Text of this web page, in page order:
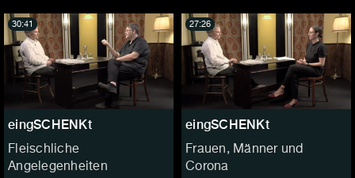
eingSCHENKt
Fleischliche
Angelegenheiten
30:41
eingSCHENKt
Frauen, Männer und
Corona
27:26